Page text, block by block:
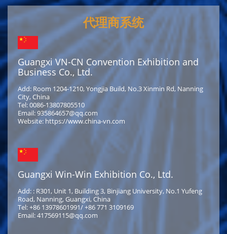
代理商系统
Guangxi VN-CN Convention Exhibition and
Business Co., Ltd.
Add: Room 1204-1210, Yongjia Build, No.3 Xinmin Rd, Nanning
City, China
Tel: 0086-13807805510
Email: 935864657@qq.com
Website: https://www.china-vn.com
Guangxi Win-Win Exhibition Co., Ltd.
Add: : R301, Unit 1, Building 3, Binjiang University, No.1 Yufeng
Road, Nanning, Guangxi, China
Tel: +86 13978601991/ +86 771 3109169
Email: 417569115@qq.com